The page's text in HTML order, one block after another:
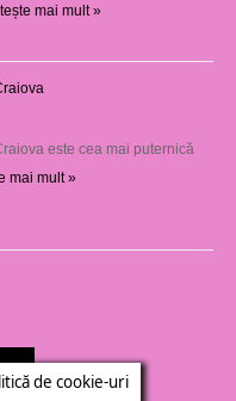
mai mult »
este cea mai puternică
mai mult »
de cookie-uri